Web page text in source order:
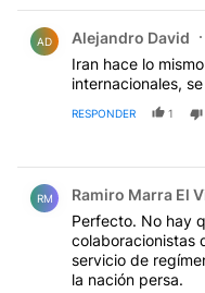
AD Alejandro David
Iran hace lo
internacionales,
RESPONDER 1
RM Ramiro Marra El
Perfecto. No hay
colaboracionistas
servicio de
la nación persa.